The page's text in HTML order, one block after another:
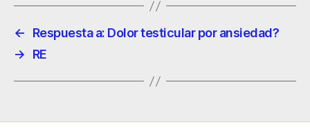
←
Respuesta a: Dolor testicular por ansiedad?
→
RE